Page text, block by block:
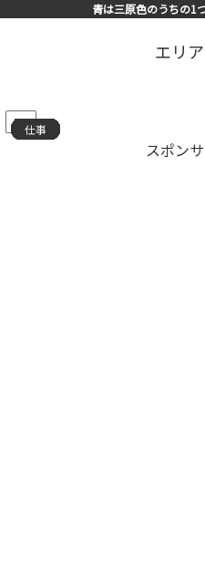
青は三原色のうちの1
エリ
PR
スポン
仕事
仕事
仕事
仕事
仕事
仕事
仕事
仕事
仕事
仕事
仕事
仕事
仕事
仕事
仕事